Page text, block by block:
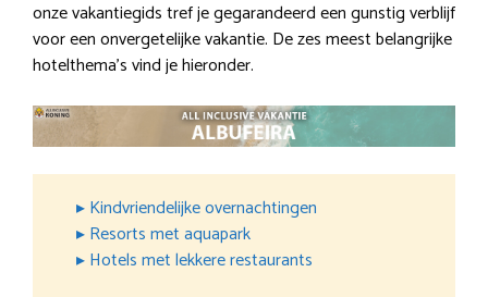
onze vakantiegids tref je gegarandeerd een gunstig verblijf
voor een onvergetelijke vakantie. De zes meest belangrijke
hotelthema’s vind je hieronder.
▸ Kindvriendelijke overnachtingen
▸ Resorts met aquapark
▸ Hotels met lekkere restaurants